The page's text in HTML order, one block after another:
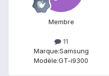
Membre
11
Marque:Samsung
Modèle:GT-i9300